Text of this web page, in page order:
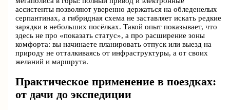
ассистенты позволяют уверенно держаться на обледенелых
серпантинах, а гибридная схема не заставляет искать редкие
зарядки в небольших посёлках. Такой опыт показывает, что
здесь не про «показать статус», а про расширение зоны
комфорта: вы начинаете планировать отпуск или выезд на
природу не отталкиваясь от инфраструктуры, а от своих
желаний и маршрута.
Практическое применение в поездках:
от дачи до экспедиции